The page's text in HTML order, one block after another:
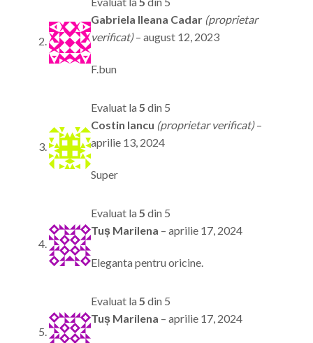
Gabriela Ileana Cadar (proprietar
verificat) – august 12, 2023
F.bun
Evaluat la 5 din 5
Costin Iancu (proprietar verificat) –
aprilie 13, 2024
Super
Evaluat la 5 din 5
Tuș Marilena – aprilie 17, 2024
Eleganta pentru oricine.
Evaluat la 5 din 5
Tuș Marilena – aprilie 17, 2024